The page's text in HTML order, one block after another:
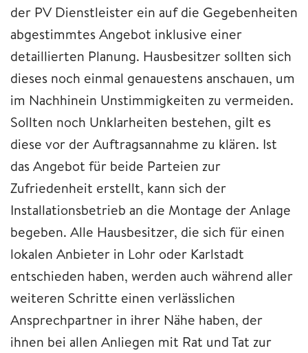
der PV Dienstleister ein auf die Gegebenheiten
abgestimmtes Angebot inklusive einer
detaillierten Planung. Hausbesitzer sollten sich
dieses noch einmal genauestens anschauen, um
im Nachhinein Unstimmigkeiten zu vermeiden.
Sollten noch Unklarheiten bestehen, gilt es
diese vor der Auftragsannahme zu klären. Ist
das Angebot für beide Parteien zur
Zufriedenheit erstellt, kann sich der
Installationsbetrieb an die Montage der Anlage
begeben. Alle Hausbesitzer, die sich für einen
lokalen Anbieter in Lohr oder Karlstadt
entschieden haben, werden auch während aller
weiteren Schritte einen verlässlichen
Ansprechpartner in ihrer Nähe haben, der
ihnen bei allen Anliegen mit Rat und Tat zur